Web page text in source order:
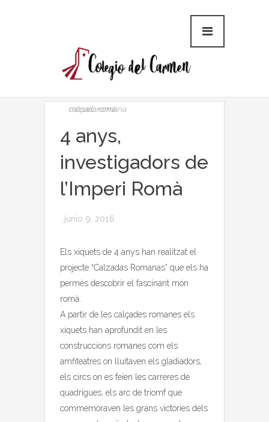
4 anys,
investigadors de
l’Imperi Romà
junio 9, 2016
Els xiquets de 4 anys han realitzat el
projecte “Calzadas Romanas” que els ha
permès descobrir el fascinant món
romà.
A partir de les calçades romanes els
xiquets han aprofundit en les
construccions romanes com els
amfiteatres on lluitaven els gladiadors,
els circs on es feien les carreres de
quadrigues, els arc de triomf que
commemoraven les grans victòries dels
calçada romana
mosaic romà